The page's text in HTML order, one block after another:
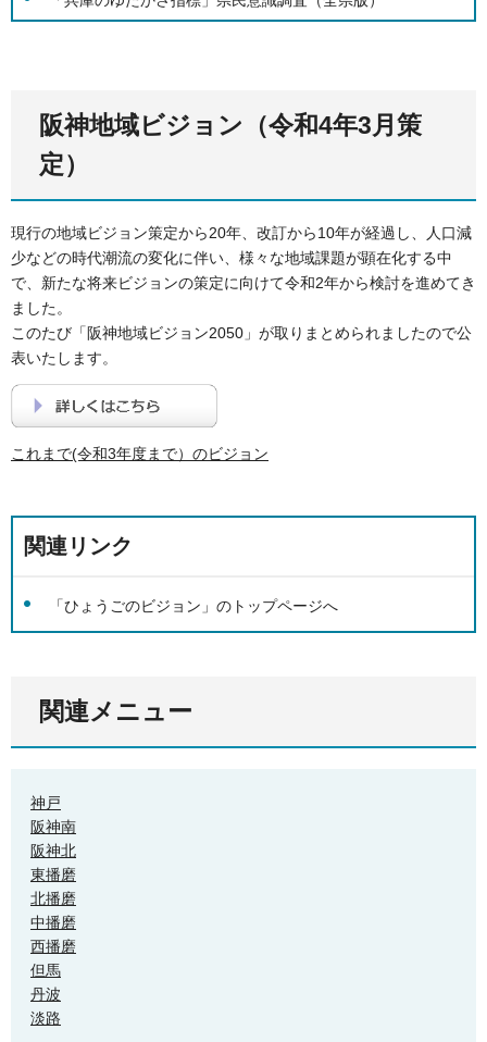
阪神地域ビジョン（令和4年3月策
定）
現行の地域ビジョン策定から20年、改訂から10年が経過し、人口減
少などの時代潮流の変化に伴い、様々な地域課題が顕在化する中
で、新たな将来ビジョンの策定に向けて令和2年から検討を進めてき
ました。
このたび「阪神地域ビジョン2050」が取りまとめられましたので公
表いたします。
これまで(令和3年度まで）のビジョン
関連リンク
「ひょうごのビジョン」のトップページへ
関連メニュー
神戸
阪神南
阪神北
東播磨
北播磨
中播磨
西播磨
但馬
丹波
淡路